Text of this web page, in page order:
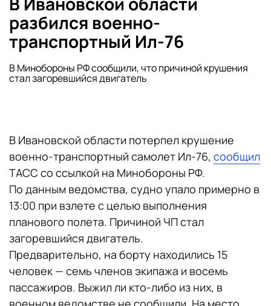
разбился военно-
транспортный Ил-76
В Минобороны РФ сообщили, что причиной крушения
стал загоревшийся двигатель
В Ивановской области потерпел крушение
военно-транспортный самолет Ил-76, сообщил
ТАСС со ссылкой на Минобороны РФ.
По данным ведомства, судно упало примерно в
13:00 при взлете с целью выполнения
планового полета. Причиной ЧП стал
загоревшийся двигатель.
Предварительно, на борту находились 15
человек — семь членов экипажа и восемь
пассажиров. Выжил ли кто-либо из них, в